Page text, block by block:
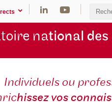
national des
Individuels ou
hissez vos